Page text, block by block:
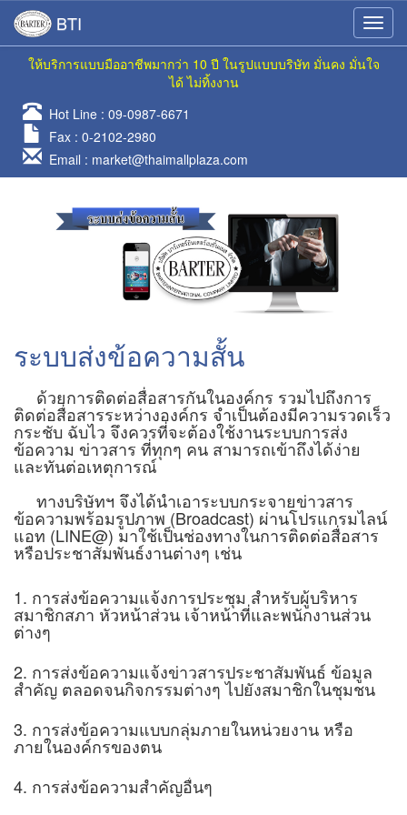
BTI
ให้บริการแบบมืออาชีพมากว่า 10 ปี ในรูปแบบบริษัท มั่นคง มั่นใจ
ได้ ไม่ทิ้งงาน
Hot Line : 09-0987-6671
Fax : 0-2102-2980
Email : market@thaimallplaza.com
ระบบส่งข้อความสั้น
ด้วยการติดต่อสื่อสารกันในองค์กร รวมไปถึงการ
ติดต่อสื่อสารระหว่างองค์กร จำเป็นต้องมีความรวดเร็ว
กระชับ ฉับไว จึงควรที่จะต้องใช้งานระบบการส่ง
ข้อความ ข่าวสาร ที่ทุกๆ คน สามารถเข้าถึงได้ง่าย
และทันต่อเหตุการณ์
ทางบริษัทฯ จึงได้นำเอาระบบกระจายข่าวสาร
ข้อความพร้อมรูปภาพ (Broadcast) ผ่านโปรแกรมไลน์
แอท (LINE@) มาใช้เป็นช่องทางในการติดต่อสื่อสาร
หรือประชาสัมพันธ์งานต่างๆ เช่น
1. การส่งข้อความแจ้งการประชุม สำหรับผู้บริหาร
สมาชิกสภา หัวหน้าส่วน เจ้าหน้าที่และพนักงานส่วน
ต่างๆ
2. การส่งข้อความแจ้งข่าวสารประชาสัมพันธ์ ข้อมูล
สำคัญ ตลอดจนกิจกรรมต่างๆ ไปยังสมาชิกในชุมชน
3. การส่งข้อความแบบกลุ่มภายในหน่วยงาน หรือ
ภายในองค์กรของตน
4. การส่งข้อความสำคัญอื่นๆ